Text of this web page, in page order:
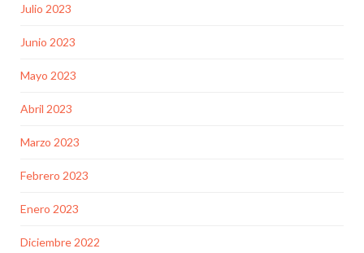
Julio 2023
Junio 2023
Mayo 2023
Abril 2023
Marzo 2023
Febrero 2023
Enero 2023
Diciembre 2022